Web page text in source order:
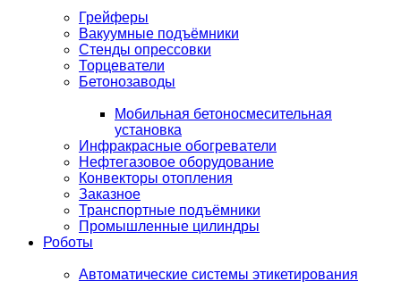
Грейферы
Вакуумные подъёмники
Стенды опрессовки
Торцеватели
Бетонозаводы
Мобильная бетоносмесительная
установка
Инфракрасные обогреватели
Нефтегазовое оборудование
Конвекторы отопления
Заказное
Транспортные подъёмники
Промышленные цилиндры
Роботы
Автоматические системы этикетирования